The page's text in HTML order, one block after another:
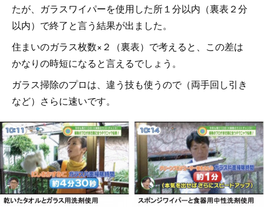
たが、ガラスワイパーを使用した所１分以内（裏表２分
以内）で終了と言う結果が出ました。
住まいのガラス枚数×２（裏表）で考えると、この差は
かなりの時短になると言えるでしょう。
ガラス掃除のプロは、違う技も使うので（両手回し引き
など）さらに速いです。